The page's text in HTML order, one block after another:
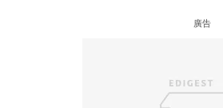
廣告